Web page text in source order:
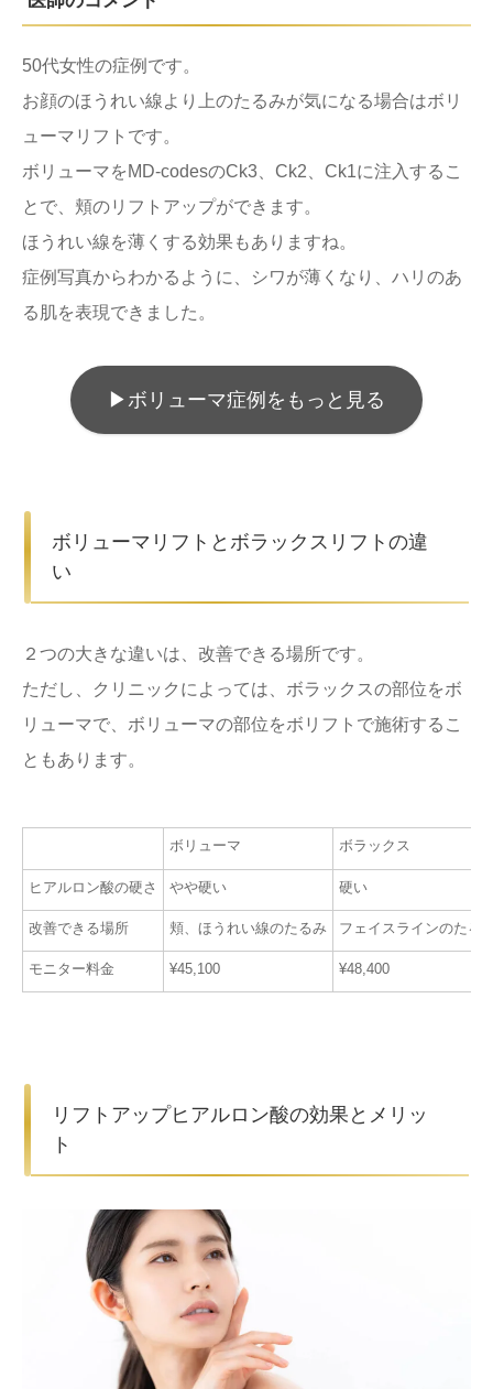
50代女性の症例です。
お顔のほうれい線より上のたるみが気になる場合はボリ
ューマリフトです。
ボリューマをMD-codesのCk3、Ck2、Ck1に注入するこ
とで、頬のリフトアップができます。
ほうれい線を薄くする効果もありますね。
症例写真からわかるように、シワが薄くなり、ハリのあ
る肌を表現できました。
▶︎ボリューマ症例をもっと見る
ボリューマリフトとボラックスリフトの違
い
２つの大きな違いは、改善できる場所です。
ただし、クリニックによっては、ボラックスの部位をボ
リューマで、ボリューマの部位をボリフトで施術するこ
ともあります。
ボリューマ ボラックス
ヒアルロン酸の硬さ やや硬い 硬い
改善できる場所 頬、ほうれい線のたるみ フェイスラインのたる
モニター料金 ¥45,100 ¥48,400
リフトアップヒアルロン酸の効果とメリッ
ト